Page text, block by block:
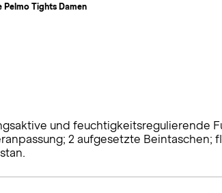
Pelmo Tights Damen
und feuchtigkeitsregulierende
2 aufgesetzte Beintaschen;